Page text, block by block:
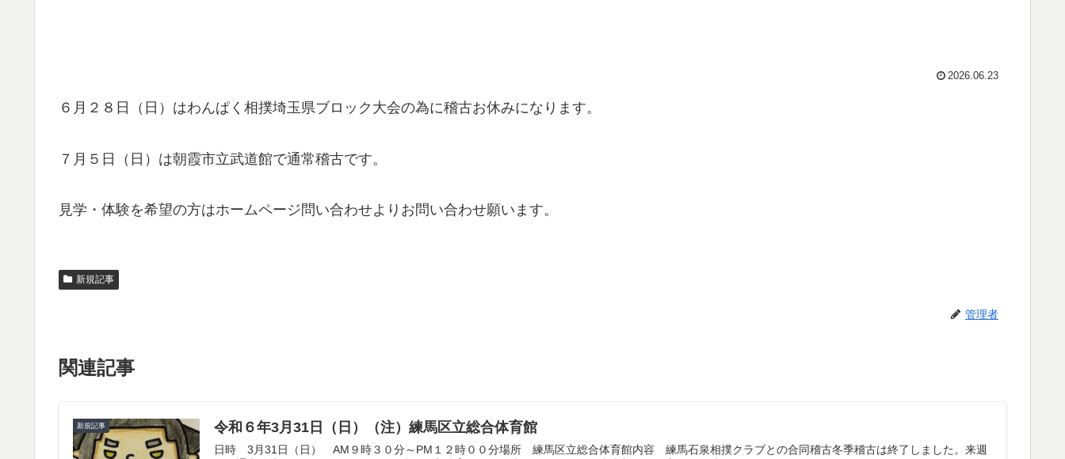
2026.06.23
６月２８日（日）はわんぱく相撲埼玉県ブロック大会の為に稽古お休みになります。
７月５日（日）は朝霞市立武道館で通常稽古です。
見学・体験を希望の方はホームページ問い合わせよりお問い合わせ願います。
新規記事
管理者
関連記事
新規記事 令和６年3月31日（日）（注）練馬区立総合体育館
日時 3月31日（日） AM９時３０分～PM１２時００分場所 練馬区立総合体育館内容 練馬石泉相撲クラブとの合同稽古冬季稽古は終了しました。来週